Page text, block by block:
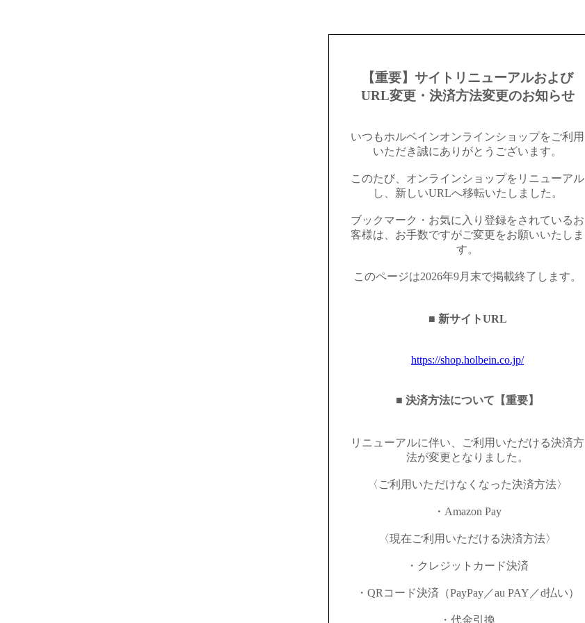
【重要】サイトリニューアルおよび
URL変更・決済方法変更のお知らせ
いつもホルベインオンラインショップをご利用
いただき誠にありがとうございます。
このたび、オンラインショップをリニューアル
し、新しいURLへ移転いたしました。
ブックマーク・お気に入り登録をされているお
客様は、お手数ですがご変更をお願いいたしま
す。
このページは2026年9月末で掲載終了します。
■ 新サイトURL
https://shop.holbein.co.jp/
■ 決済方法について【重要】
リニューアルに伴い、ご利用いただける決済方
法が変更となりました。
〈ご利用いただけなくなった決済方法〉
・Amazon Pay
〈現在ご利用いただける決済方法〉
・クレジットカード決済
・QRコード決済（PayPay／au PAY／d払い）
・代金引換